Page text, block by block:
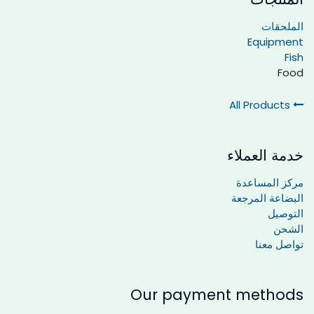
الملحقات
Equipment
Fish
Food
خدمة العملاء
مركز المساعدة
البضاعة المرجعة
التوصيل
الشحن
تواصل معنا
Our payment methods